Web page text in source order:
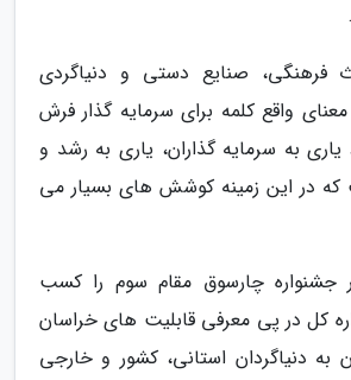
فرهنگی، صنایع دستی و دنیاگردی
واقع کلمه برای سرمایه گذار فرش
به سرمایه گذاران، یاری به رشد و
در این زمینه کوشش های بسیار می
جشنواره چارسوق مقام سوم را کسب
کل در پی معرفی قابلیت های خراسان
دنیاگردان استانی، کشور و خارجی